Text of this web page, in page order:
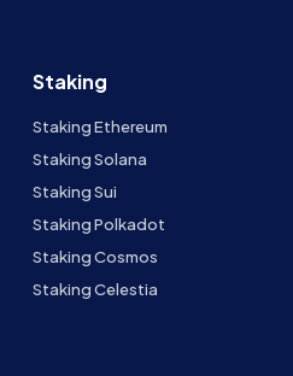
Staking
Staking Ethereum
Staking Solana
Staking Sui
Staking Polkadot
Staking Cosmos
Staking Celestia